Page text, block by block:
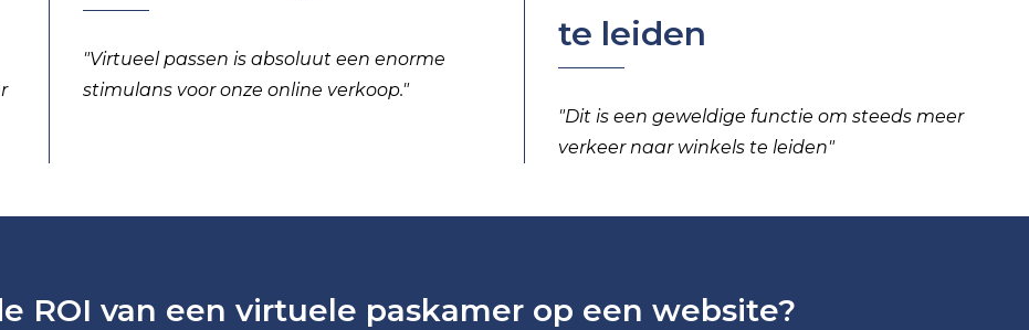
"Virtueel passen is absoluut een enorme
stimulans voor onze online verkoop."
te leiden
"Dit is een geweldige functie om steeds meer
verkeer naar winkels te leiden"
ROI van een virtuele paskamer op een website?